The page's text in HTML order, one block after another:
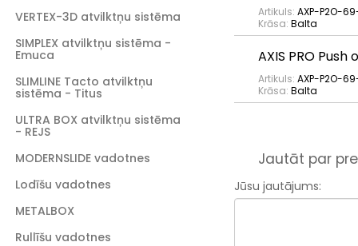
VERTEX-3D atvilktņu sistēma
SIMPLEX atvilktņu sistēma -
Emuca
SLIMLINE Tacto atvilktņu
sistēma - Titus
ULTRA BOX atvilktņu sistēma
- REJS
MODERNSLIDE vadotnes
Lodīšu vadotnes
METALBOX
Rullīšu vadotnes
Artikuls: AXP-P2O-
Krāsa: Balta
AXIS PRO
Artikuls: AXP-P2O-
Krāsa: Balta
Jautāt par
Jūsu jautājums: